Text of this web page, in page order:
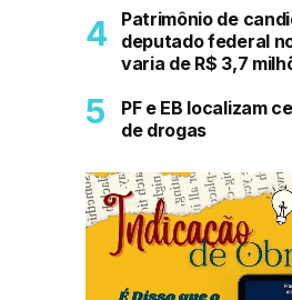
Patrimônio de
deputado federal
varia de R$ 3,7
PF e EB localizam
de drogas